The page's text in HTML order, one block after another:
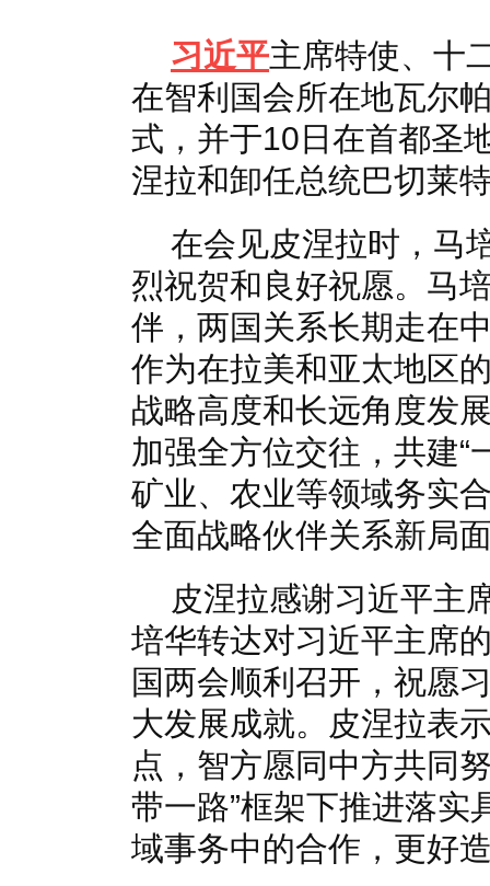
习近平主席特使、十
在智利国会所在地瓦尔
式，并于10日在首都圣
涅拉和卸任总统巴切莱
在会见皮涅拉时，马
烈祝贺和良好祝愿。马
伴，两国关系长期走在
作为在拉美和亚太地区
战略高度和长远角度发
加强全方位交往，共建“
矿业、农业等领域务实
全面战略伙伴关系新局
皮涅拉感谢习近平主
培华转达对习近平主席
国两会顺利召开，祝愿
大发展成就。皮涅拉表
点，智方愿同中方共同
带一路”框架下推进落实
域事务中的合作，更好